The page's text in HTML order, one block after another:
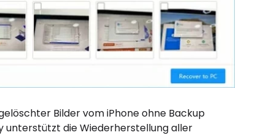
Bilder vom iPhone ohne Backup
unterstützt die Wiederherstellung aller